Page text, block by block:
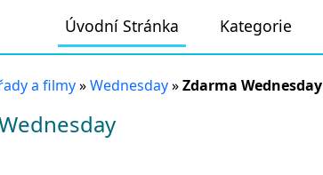
Úvodní Stránka Kategorie
a filmy»Wednesday»Zdarma Wednesday